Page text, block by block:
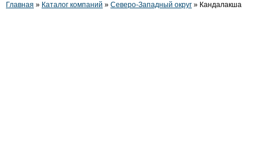
Главная » Каталог компаний » Северо-Западный округ » Кандалакша